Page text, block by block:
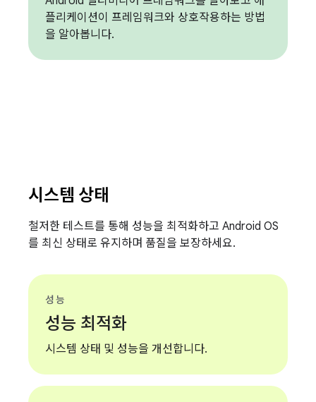
플리케이션이 프레임워크와 상호작용하는 방법
을 알아봅니다.
시스템 상태
철저한 테스트를 통해 성능을 최적화하고 Android OS
를 최신 상태로 유지하며 품질을 보장하세요.
성능
성능 최적화
시스템 상태 및 성능을 개선합니다.